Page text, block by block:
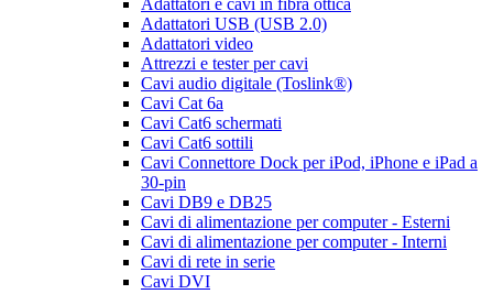
Adattatori e cavi in fibra ottica
Adattatori USB (USB 2.0)
Adattatori video
Attrezzi e tester per cavi
Cavi audio digitale (Toslink®)
Cavi Cat 6a
Cavi Cat6 schermati
Cavi Cat6 sottili
Cavi Connettore Dock per iPod, iPhone e iPad a
30-pin
Cavi DB9 e DB25
Cavi di alimentazione per computer - Esterni
Cavi di alimentazione per computer - Interni
Cavi di rete in serie
Cavi DVI